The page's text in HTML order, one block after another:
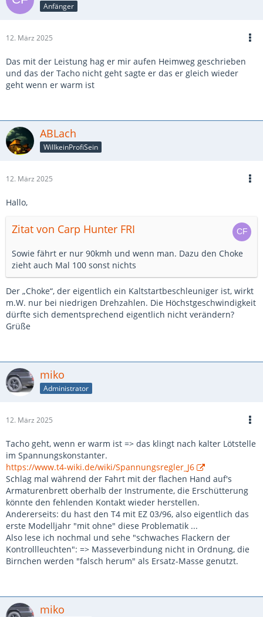
Anfänger
12. März 2025
Das mit der Leistung hag er mir aufen Heimweg geschrieben
und das der Tacho nicht geht sagte er das er gleich wieder
geht wenn er warm ist
ABLach
WillkeinProfiSein
12. März 2025
Hallo,
Zitat von Carp Hunter FRI
Sowie fährt er nur 90kmh und wenn man. Dazu den Choke
zieht auch Mal 100 sonst nichts
Der „Choke“, der eigentlich ein Kaltstartbeschleuniger ist, wirkt
m.W. nur bei niedrigen Drehzahlen. Die Höchstgeschwindigkeit
dürfte sich dementsprechend eigentlich nicht verändern?
Grüße
miko
Administrator
12. März 2025
Tacho geht, wenn er warm ist => das klingt nach kalter Lötstelle
im Spannungskonstanter.
https://www.t4-wiki.de/wiki/Spannungsregler_J6
Schlag mal während der Fahrt mit der flachen Hand auf's
Armaturenbrett oberhalb der Instrumente, die Erschütterung
könnte den fehlenden Kontakt wieder herstellen.
Andererseits: du hast den T4 mit EZ 03/96, also eigentlich das
erste Modelljahr "mit ohne" diese Problematik ...
Also lese ich nochmal und sehe "schwaches Flackern der
Kontrollleuchten": => Masseverbindung nicht in Ordnung, die
Birnchen werden "falsch herum" als Ersatz-Masse genutzt.
miko